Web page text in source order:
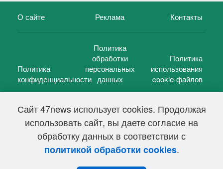
Сайт 47news использует cookies. Продолжая
использовать сайт, вы даете согласие на
обработку данных в соответствии с
политикой обработки cookies.
О сайте Реклама Контакты
Политика
конфиденциальности
Политика
обработки
персональных
данных
Политика
использования
cookie-файлов
47 новостей (47 news)2005 — 2026 г.
Свидетельство о регистрации СМИ Эл № ФС 77-39848, выдано
Федеральной службой по надзору в сфере связи,
информационных технологий и массовых коммуникаций